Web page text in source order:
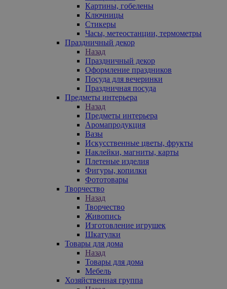
Картины, гобелены
Ключницы
Стикеры
Часы, метеостанции, термометры
Праздничный декор
Назад
Праздничный декор
Оформление праздников
Посуда для вечеринки
Праздничная посуда
Предметы интерьера
Назад
Предметы интерьера
Аромапродукция
Вазы
Искусственные цветы, фрукты
Наклейки, магниты, карты
Плетеные изделия
Фигуры, копилки
Фототовары
Творчество
Назад
Творчество
Живопись
Изготовление игрушек
Шкатулки
Товары для дома
Назад
Товары для дома
Мебель
Хозяйственная группа